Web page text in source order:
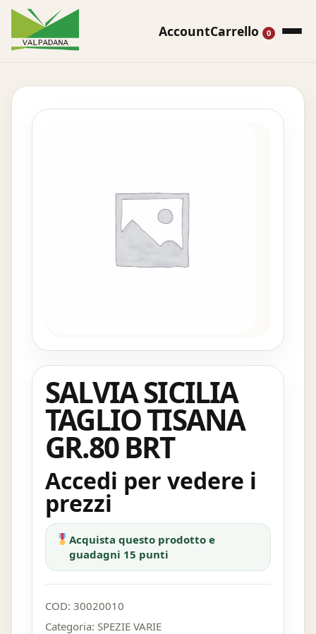
AccountCarrello 0
SALVIA SICILIA
TAGLIO TISANA
GR.80 BRT
Accedi per vedere i
prezzi
Acquista questo prodotto e
guadagni 15 punti
COD: 30020010
Categoria: SPEZIE VARIE